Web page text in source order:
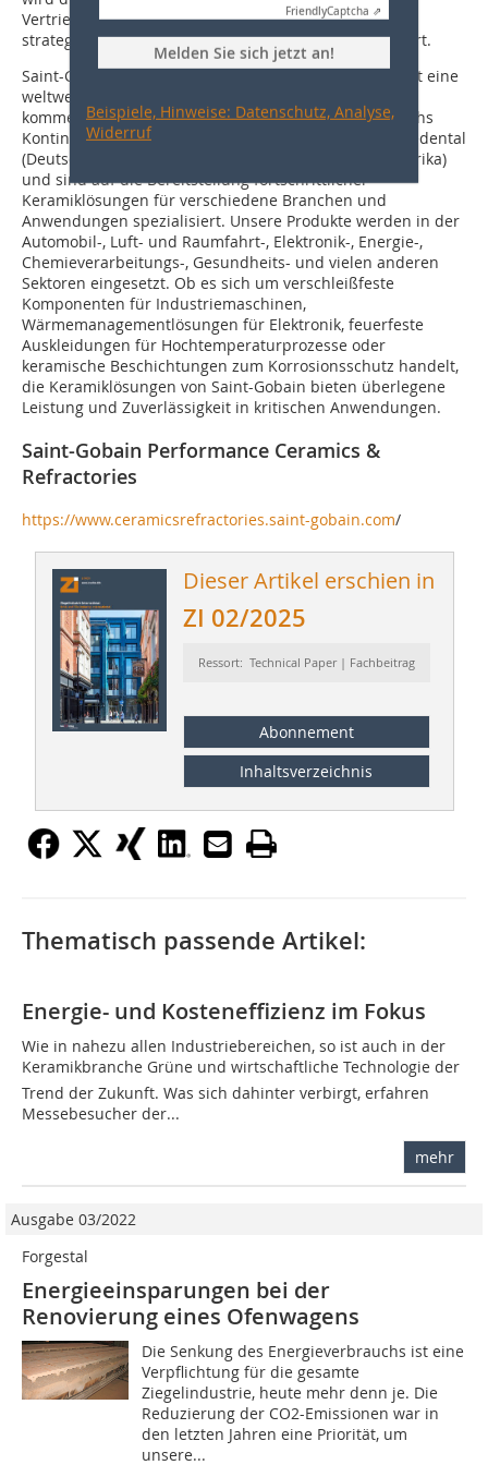
Vertriebs- und Anwendungstechnik-Spezialisten, die
strategisch weltweit positioniert sind, weiter verbessert.
Saint-Gobain Performance Ceramics & Refractories hat eine
weltweite Präsenz mit 9 Industrieanlagen und einer
kommerziellen und technischen Präsenz auf allen sechs
Kontinenten. Unsere Hauptwerke befinden sich in Roedental
(Deutschland), Worcester und Niagara Falls (Nordamerika)
und sind auf die Bereitstellung fortschrittlicher
Keramiklösungen für verschiedene Branchen und
Anwendungen spezialisiert. Unsere Produkte werden in der
Automobil-, Luft- und Raumfahrt-, Elektronik-, Energie-,
Chemieverarbeitungs-, Gesundheits- und vielen anderen
Sektoren eingesetzt. Ob es sich um verschleißfeste
Komponenten für Industriemaschinen,
Wärmemanagementlösungen für Elektronik, feuerfeste
Auskleidungen für Hochtemperaturprozesse oder
keramische Beschichtungen zum Korrosionsschutz handelt,
die Keramiklösungen von Saint-Gobain bieten überlegene
Leistung und Zuverlässigkeit in kritischen Anwendungen.
Saint-Gobain Performance Ceramics &
Refractories
https://www.ceramicsrefractories.saint-gobain.com/
Dieser Artikel erschien in
ZI 02/2025
Ressort: Technical Paper | Fachbeitrag
Abonnement
Inhaltsverzeichnis
FriendlyCaptcha ⇗
Melden Sie sich jetzt an!
Beispiele, Hinweise: Datenschutz, Analyse,
Widerruf
Thematisch passende Artikel:
Energie- und Kosteneffizienz im Fokus
Wie in nahezu allen Industriebereichen, so ist auch in der
Keramikbranche Grüne und wirtschaftliche Technologie der
Trend der Zukunft. Was sich dahinter verbirgt, erfahren
Messebesucher der...
mehr
Ausgabe 03/2022
Forgestal
Energieeinsparungen bei der
Renovierung eines Ofenwagens
Die Senkung des Energieverbrauchs ist eine
Verpflichtung für die gesamte
Ziegelindustrie, heute mehr denn je. Die
Reduzierung der CO2-Emissionen war in
den letzten Jahren eine Priorität, um
unsere...